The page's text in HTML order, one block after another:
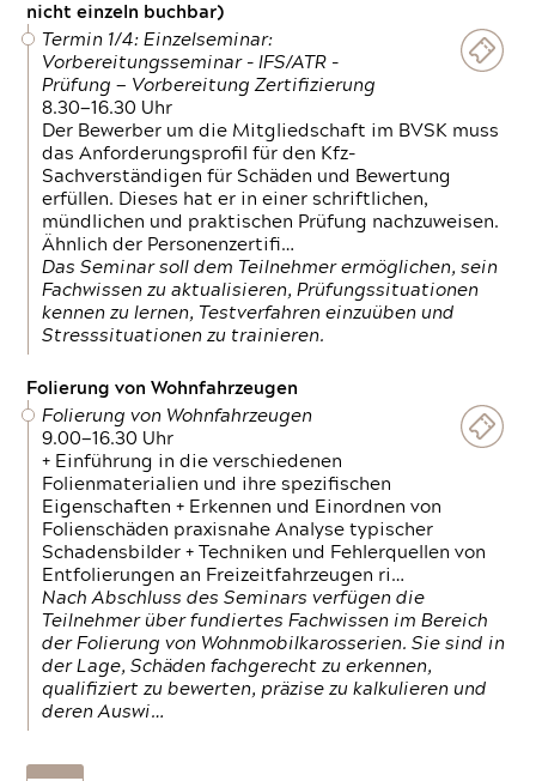
nicht einzeln buchbar)
Termin 1/4: Einzelseminar:
Vorbereitungsseminar - IFS/ATR -
Prüfung — Vorbereitung Zertifizierung
8.30—16.30 Uhr
Der Bewerber um die Mitgliedschaft im BVSK muss
das Anforderungsprofil für den Kfz-
Sachverständigen für Schäden und Bewertung
erfüllen. Dieses hat er in einer schriftlichen,
mündlichen und praktischen Prüfung nachzuweisen.
Ähnlich der Personenzertifi…
Das Seminar soll dem Teilnehmer ermöglichen, sein
Fachwissen zu aktualisieren, Prüfungssituationen
kennen zu lernen, Testverfahren einzuüben und
Stresssituationen zu trainieren.
Folierung von Wohnfahrzeugen
Folierung von Wohnfahrzeugen
9.00—16.30 Uhr
+ Einführung in die verschiedenen
Folienmaterialien und ihre spezifischen
Eigenschaften + Erkennen und Einordnen von
Folienschäden praxisnahe Analyse typischer
Schadensbilder + Techniken und Fehlerquellen von
Entfolierungen an Freizeitfahrzeugen ri…
Nach Abschluss des Seminars verfügen die
Teilnehmer über fundiertes Fachwissen im Bereich
der Folierung von Wohnmobilkarosserien. Sie sind in
der Lage, Schäden fachgerecht zu erkennen,
qualifiziert zu bewerten, präzise zu kalkulieren und
deren Auswi…